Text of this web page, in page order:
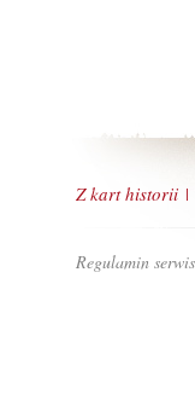
Z kart historii |
Regulamin